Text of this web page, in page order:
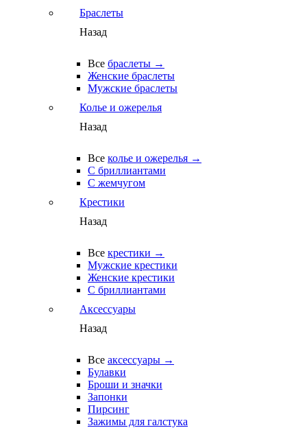
Браслеты
Назад
Все браслеты →
Женские браслеты
Мужские браслеты
Колье и ожерелья
Назад
Все колье и ожерелья →
С бриллиантами
С жемчугом
Крестики
Назад
Все крестики →
Мужские крестики
Женские крестики
С бриллиантами
Аксессуары
Назад
Все аксессуары →
Булавки
Броши и значки
Запонки
Пирсинг
Зажимы для галстука